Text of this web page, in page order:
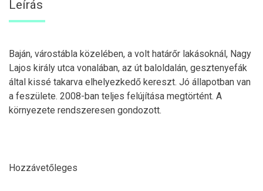
Leírás
Baján, várostábla közelében, a volt határőr lakásoknál, Nagy
Lajos király utca vonalában, az út baloldalán, gesztenyefák
által kissé takarva elhelyezkedő kereszt. Jó állapotban van
a feszülete. 2008-ban teljes felújítása megtörtént. A
környezete rendszeresen gondozott.
Hozzávetőleges